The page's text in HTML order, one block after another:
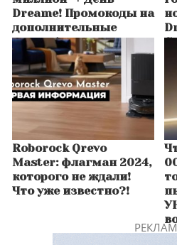
Dreame! Промокоды на
дополнительные
скидки!
Roborock Qrevo
Master: флагман 2024,
которого не ждали!
Что уже известно?!